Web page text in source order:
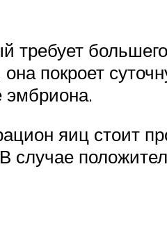
покроет
эмбриона.
яиц стоит